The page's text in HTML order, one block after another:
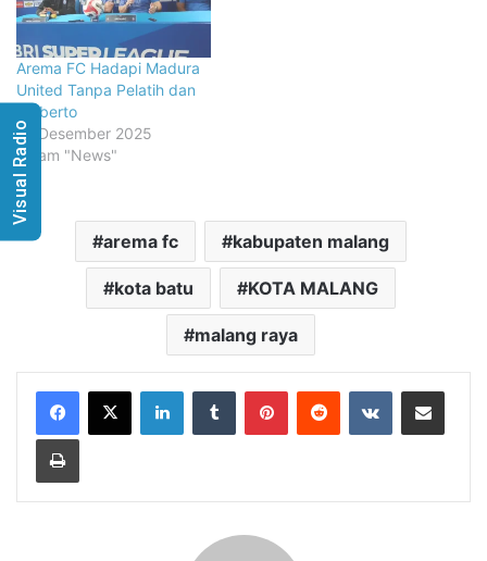
Arema FC Hadapi Madura
United Tanpa Pelatih dan
Dalberto
22 Desember 2025
dalam "News"
arema fc kabupaten malang
kota batu KOTA MALANG
malang raya
LinkedInTumblr PinterestReddit VKontakteShare via Email
Print
Visual Radio